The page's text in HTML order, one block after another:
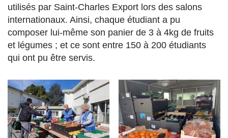
utilisés par Saint-Charles Export lors des salons
internationaux. Ainsi, chaque étudiant a pu
composer lui-même son panier de 3 à 4kg de fruits
et légumes ; et ce sont entre 150 à 200 étudiants
qui ont pu être servis.